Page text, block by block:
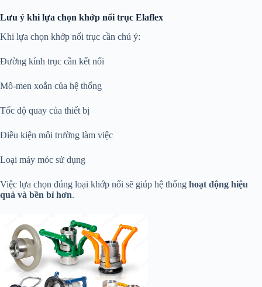
Lưu ý khi lựa chọn khớp nối trục Elaflex
Khi lựa chọn khớp nối trục cần chú ý:
Đường kính trục cần kết nối
Mô-men xoắn của hệ thống
Tốc độ quay của thiết bị
Điều kiện môi trường làm việc
Loại máy móc sử dụng
Việc lựa chọn đúng loại khớp nối sẽ giúp hệ thống hoạt động hiệu
quả và bền bỉ hơn.